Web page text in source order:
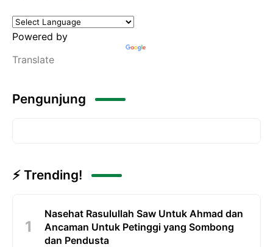
Powered by
Translate
Pengunjung
⚡ Trending!
Nasehat Rasulullah Saw Untuk Ahmad dan
Ancaman Untuk Petinggi yang Sombong
dan Pendusta